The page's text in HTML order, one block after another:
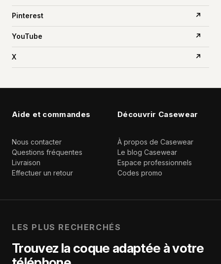
Pinterest ↗
YouTube ↗
X ↗
Aide et commandes
Nous contacter
Questions fréquentes
Livraison
Effectuer un retour
Découvrir Casewear
À propos de Casewear
Le blog Casewear
Espace professionnels
Codes promo
LES PLUS RECHERCHÉS
Trouvez la coque adaptée à votre